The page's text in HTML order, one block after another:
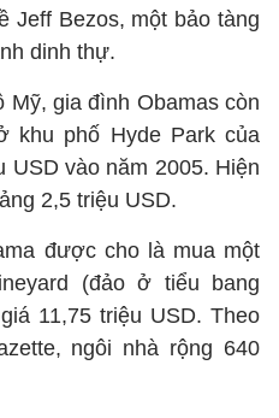
Jeff Bezos, một bảo tàng
dinh thự.
gia đình Obamas còn
khu phố Hyde Park của
USD vào năm 2005. Hiện
2,5 triệu USD.
được cho là mua một
(đảo ở tiểu bang
11,75 triệu USD. Theo
ngôi nhà rộng 640